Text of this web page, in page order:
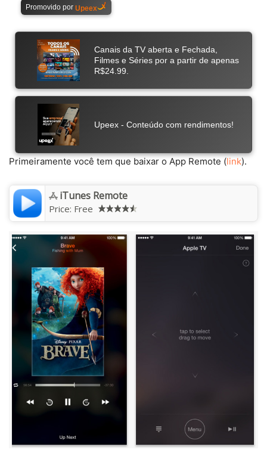
Primeiramente você tem que baixar o App Remote (link).
iTunes Remote
Price: Free